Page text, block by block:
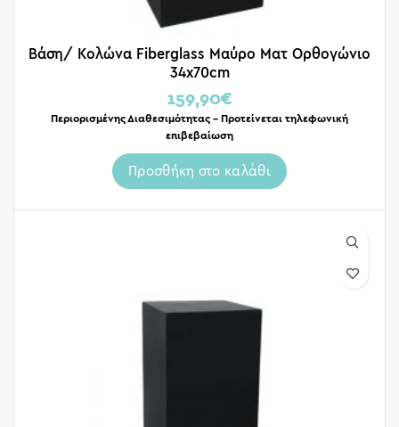
Βάση/ Κολώνα Fiberglass Μαύρο Ματ Ορθογώνιο
34x70cm
159,90€
Περιορισμένης Διαθεσιμότητας – Προτείνεται τηλεφωνική
επιβεβαίωση
Προσθήκη στο καλάθι